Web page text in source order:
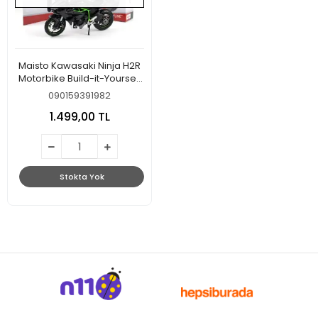
Maisto Kawasaki Ninja H2R
Motorbike Build-it-Yourself
Die-Cast Model Kit - 1:12
and Colours
090159391982
1.499,00 TL
Stokta Yok